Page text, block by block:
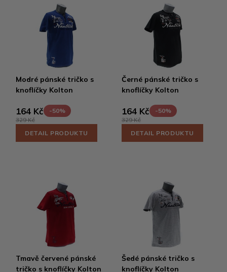
Modré pánské tričko s
knoflíčky Kolton
164 Kč
-50%
329 Kč
DETAIL PRODUKTU
Černé pánské tričko s
knoflíčky Kolton
164 Kč
-50%
329 Kč
DETAIL PRODUKTU
Tmavě červené pánské
tričko s knoflíčky Kolton
Šedé pánské tričko s
knoflíčky Kolton